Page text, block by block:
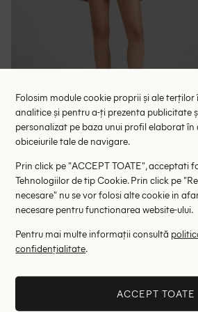
47.00 lei 75.00 lei
RRP: 149.00 lei
Folosim module cookie proprii și ale terților
analitice și pentru a-ți prezenta publicitate
personalizat pe baza unui profil elaborat
obiceiurile tale de navigare.
Prin click pe "ACCEPT TOATE", acceptati
Tehnologiilor de tip Cookie. Prin click pe
necesare" nu se vor folosi alte cookie in
necesare pentru functionarea website-ului.
Pentru mai multe informații consultă
confidențialitate.
ACCEPT TOATE